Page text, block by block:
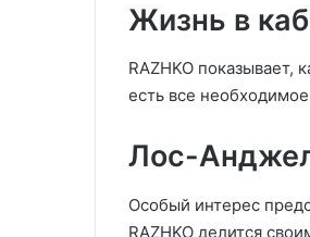
Жизнь в
RAZHKO показывает,
есть все
Лос-
Особый интерес
RAZHKO делится